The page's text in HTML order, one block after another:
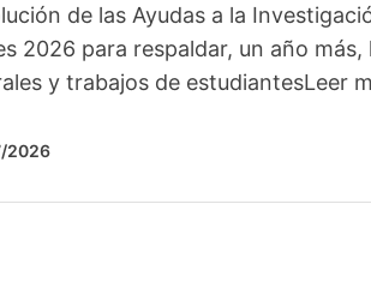
de las Ayudas a la
2026 para respaldar, un año
y trabajos de estudiantesLeer
2026